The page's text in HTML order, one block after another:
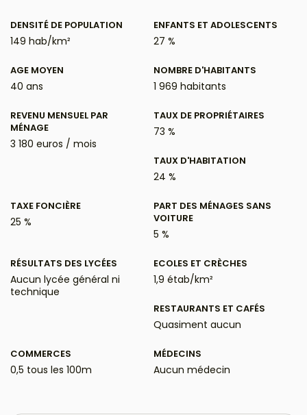
DENSITÉ DE POPULATION
149 hab/km²
ENFANTS ET ADOLESCENTS
27 %
AGE MOYEN
40 ans
NOMBRE D'HABITANTS
1 969 habitants
REVENU MENSUEL PAR
MÉNAGE
3 180 euros / mois
TAUX DE PROPRIÉTAIRES
73 %
TAUX D'HABITATION
24 %
TAXE FONCIÈRE
25 %
PART DES MÉNAGES SANS
VOITURE
5 %
RÉSULTATS DES LYCÉES
Aucun lycée général ni
technique
ECOLES ET CRÈCHES
1,9 étab/km²
RESTAURANTS ET CAFÉS
Quasiment aucun
COMMERCES
0,5 tous les 100m
MÉDECINS
Aucun médecin